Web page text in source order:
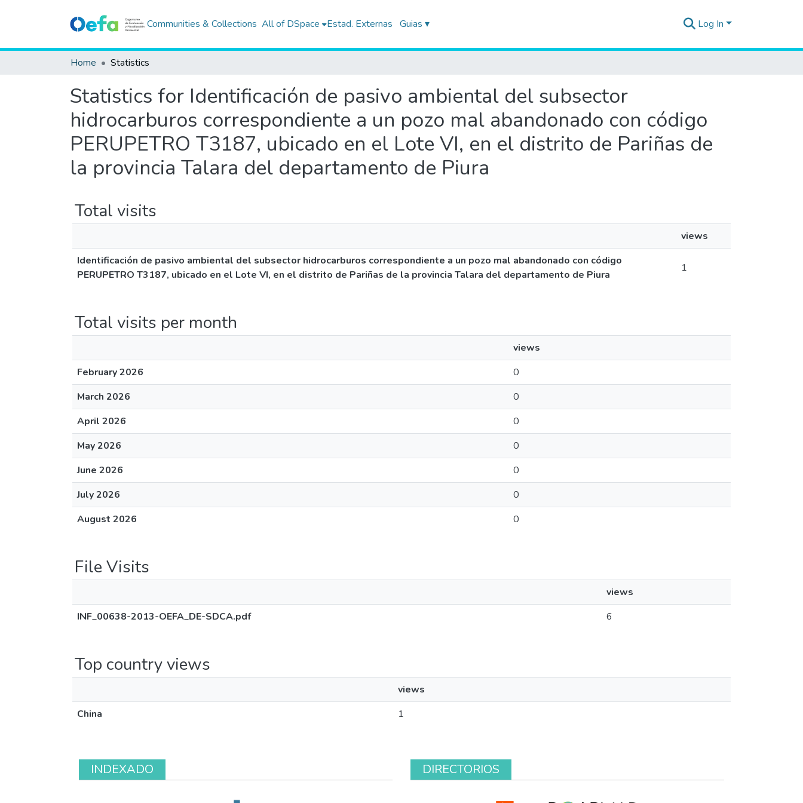
Communities & Collections All of DSpace Estad. Externas Guias ▾ Log In
Home Statistics
Statistics for Identificación de pasivo ambiental del subsector
hidrocarburos correspondiente a un pozo mal abandonado con código
PERUPETRO T3187, ubicado en el Lote VI, en el distrito de Pariñas de
la provincia Talara del departamento de Piura
Total visits
views
Identificación de pasivo ambiental del subsector hidrocarburos correspondiente a un pozo mal abandonado con código
PERUPETRO T3187, ubicado en el Lote VI, en el distrito de Pariñas de la provincia Talara del departamento de Piura
1
Total visits per month
views
February 2026
0
March 2026
0
April 2026
0
May 2026
0
June 2026
0
July 2026
0
August 2026
0
File Visits
views
INF_00638-2013-OEFA_DE-SDCA.pdf
6
Top country views
views
China
1
INDEXADO DIRECTORIOS